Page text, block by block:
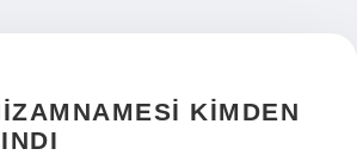
KIMDEN